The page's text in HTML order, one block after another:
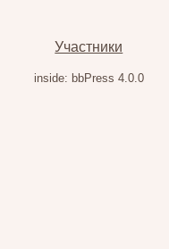
Участники
inside: bbPress 4.0.0